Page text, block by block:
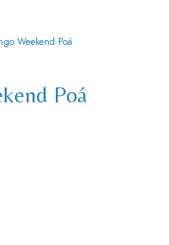
Weekend Poá
Poá